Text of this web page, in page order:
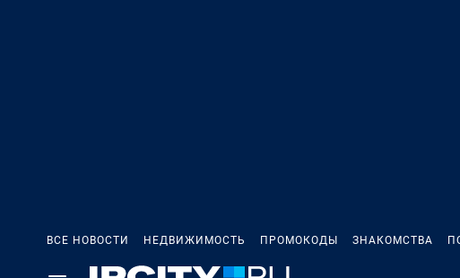
ВСЕ НОВОСТИ НЕДВИЖИМОСТЬ ПРОМОКОДЫ ЗНАКОМСТВА